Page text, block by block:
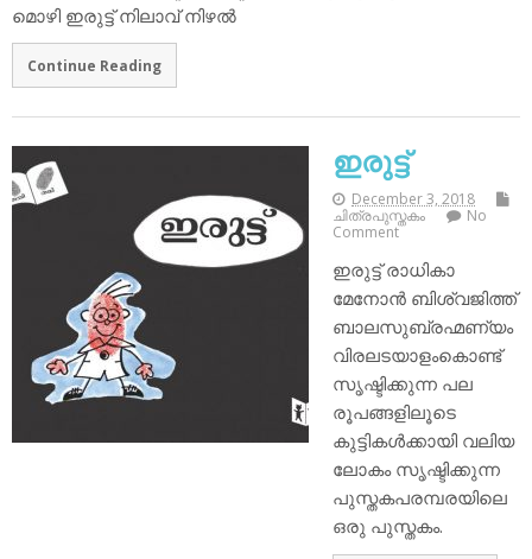
മൊഴി ഇരുട്ട് നിലാവ് നിഴല്‍
Continue Reading
ഇരുട്ട്
December 3, 2018
ചിത്രപുസ്തകം
No
Comment
ഇരുട്ട് രാധികാ
മേനോന്‍ ബിശ്വജിത്ത്
ബാലസുബ്രഹ്മണ്യം
വിരലടയാളംകൊണ്ട്
സൃഷ്ടിക്കുന്ന പല
രൂപങ്ങളിലൂടെ
കുട്ടികള്‍ക്കായി വലിയ
ലോകം സൃഷ്ടിക്കുന്ന
പുസ്തകപരമ്പരയിലെ
ഒരു പുസ്തകം.